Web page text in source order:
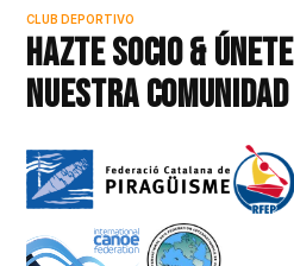
CLUB DEPORTIVO
Hazte socio &
nuestra COMUNIDAD